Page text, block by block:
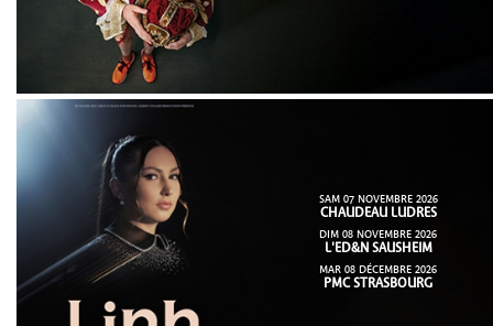
SAM 07 NOVEMBRE 2026
CHAUDEAU LUDRES
DIM 08 NOVEMBRE 2026
L'ED&N SAUSHEIM
MAR 08 DÉCEMBRE 2026
PMC STRASBOURG